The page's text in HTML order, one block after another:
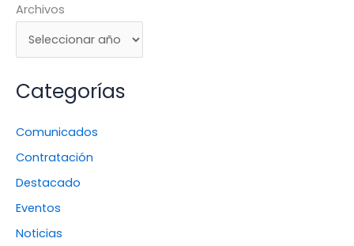
Archivos
Categorías
Comunicados
Contratación
Destacado
Eventos
Noticias